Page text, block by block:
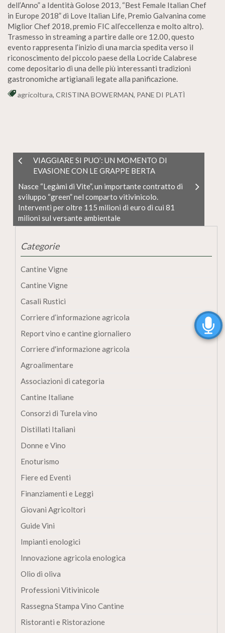
dell’Anno” a Identità Golose 2013, “Best Female Italian Chef
in Europe 2018” di Love Italian Life, Premio Galvanina come
Miglior Chef 2018, premio FIC all’eccellenza e molto altro).
Trasmesso in streaming a partire dalle ore 12.00, questo
evento rappresenta l’inizio di una marcia spedita verso il
riconoscimento del piccolo paese della Locride Calabrese
come depositario di una delle più interessanti tradizioni
gastronomiche artigianali legate alla panificazione.
agricoltura, CRISTINA BOWERMAN, PANE DI PLATÌ
VIAGGIARE SI PUO’: UN MOMENTO DI
EVASIONE CON LE GRAPPE BERTA
Nasce “Legàmi di Vite”, un importante contratto di
sviluppo “green” nel comparto vitivinicolo.
Interventi per oltre 115 milioni di euro di cui 81
milioni sul versante ambientale
Categorie
Cantine Vigne
Cantine Vigne
Casali Rustici
Corriere d’informazione agricola
Report vino e cantine giornaliero
Corriere d'informazione agricola
Agroalimentare
Associazioni di categoria
Cantine Italiane
Consorzi di Turela vino
Distillati Italiani
Donne e Vino
Enoturismo
Fiere ed Eventi
Finanziamenti e Leggi
Giovani Agricoltori
Guide Vini
Impianti enologici
Innovazione agricola enologica
Olio di oliva
Professioni Vitivinicole
Rassegna Stampa Vino Cantine
Ristoranti e Ristorazione